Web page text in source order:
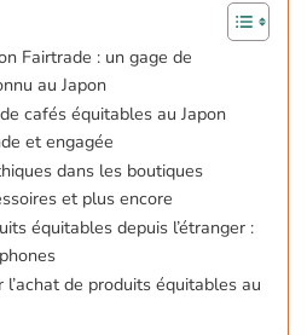
Fairtrade : un gage de
au Japon
cafés équitables au Japon
et engagée
dans les boutiques
et plus encore
équitables depuis l’étranger :
de produits équitables au